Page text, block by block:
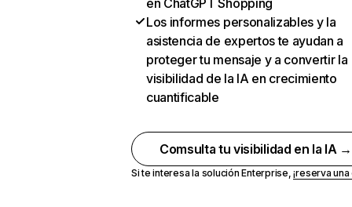
en ChatGPT Shopping
Los informes personalizables y la
asistencia de expertos te ayudan a
proteger tu mensaje y a convertir la
visibilidad de la IA en crecimiento
cuantificable
Comsulta tu visibilidad en la IA →
Si te interesa la solución Enterprise,¡reserva